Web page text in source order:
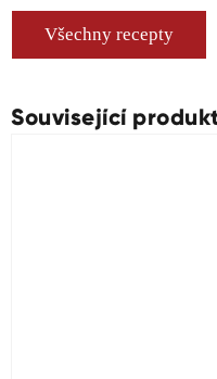
Související
Všechny recepty